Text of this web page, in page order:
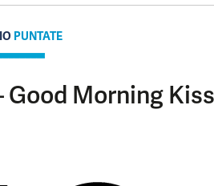
PUNTATE
Good Morning